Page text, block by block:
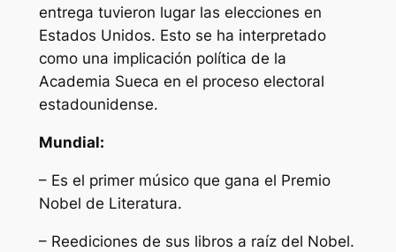
entrega tuvieron lugar las elecciones en
Estados Unidos. Esto se ha interpretado
como una implicación política de la
Academia Sueca en el proceso electoral
estadounidense.
Mundial:
– Es el primer músico que gana el Premio
Nobel de Literatura.
– Reediciones de sus libros a raíz del Nobel.